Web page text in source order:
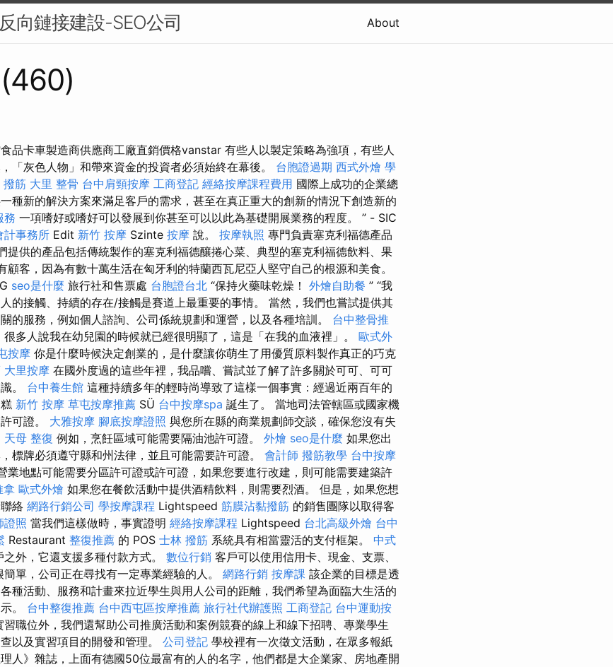
向鏈接建設-SEO公司 About
品卡車製造商供應商工廠直銷價格vanstar 有些人以製定策略為強項，有些人
「灰色人物」和帶來資金的投資者必須始終在幕後。 台胞證過期 西式外燴 學
撥筋 大里 整骨 台中肩頸按摩 工商登記 經絡按摩課程費用 國際上成功的企業總
種新的解決方案來滿足客戶的需求，甚至在真正重大的創新的情況下創造新的
務 一項嗜好或嗜好可以發展到你甚至可以以此為基礎開展業務的程度。 ” - SIC
計事務所 Edit 新竹 按摩 Szinte 按摩 說。 按摩執照 專門負責塞克利福德產品
提供的產品包括傳統製作的塞克利福德釀捲心菜、典型的塞克利福德飲料、果
顧客，因為有數十萬生活在匈牙利的特蘭西瓦尼亞人堅守自己的根源和美食。
seo是什麼 旅行社和售票處 台胞證台北 “保持火藥味乾燥！ 外燴自助餐 ” “我
的接觸、持續的存在/接觸是賽道上最重要的事情。 當然，我們也嘗試提供其
的服務，例如個人諮詢、公司係統規劃和運營，以及各種培訓。 台中整骨推
多人說我在幼兒園的時候就已經很明顯了，這是「在我的血液裡」。 歐式外
按摩 你是什​​麼時候決定創業的，是什麼讓你萌生了用優質原料製作真正的巧克
大里按摩 在國外度過的這些年裡，我品嚐、嘗試並了解了許多關於可可、可可
。 台中養生館 這種持續多年的輕時尚導致了這樣一個事實：經過近兩百年的
新竹 按摩 草屯按摩推薦 SÜ 台中按摩spa 誕生了。 當地司法管轄區或國家機
可證。 大雅按摩 腳底按摩證照 與您所在縣的商業規劃師交談，確保您沒有失
天母 整復 例如，烹飪區域可能需要隔油池許可證。 外燴 seo是什麼 如果您出
標牌必須遵守縣和州法律，並且可能需要許可證。 會計師 撥筋教學 台中按摩
業地點可能需要分區許可證或許可證，如果您要進行改建，則可能需要建築許
拿 歐式外燴 如果您在餐飲活動中提供酒精飲料，則需要烈酒。 但是，如果您想
絡 網路行銷公司 學按摩課程 Lightspeed 筋膜沾黏撥筋 的銷售團隊以取得客
證照 當我們這樣做時，事實證明 經絡按摩課程 Lightspeed 台北高級外燴 台中
Restaurant 整復推薦 的 POS 士林 撥筋 系統具有相當靈活的支付框架。 中式
外，它還支援多種付款方式。 數位行銷 客戶可以使用信用卡、現金、支票、
單，公司正在尋找有一定專業經驗的人。 網路行銷 按摩課 該企業的目標是透
種活動、服務和計畫來拉近學生與用人公司的距離，我們希望為面臨大生活的
。 台中整復推薦 台中西屯區按摩推薦 旅行社代辦護照 工商登記 台中運動按
職位外，我們還幫助公司推廣活動和案例競賽的線上和線下招聘、專業學生
以及實習項目的開發和管理。 公司登記 學校裡有一次徵文活動，在眾多報紙
人》雜誌，上面有德國50位最富有的人的名字，他們都是大企業家、房地產開